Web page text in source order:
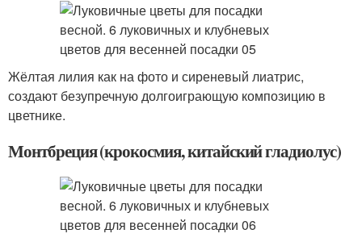
Жёлтая лилия как на фото и сиреневый лиатрис,
создают безупречную долгоиграющую композицию в
цветнике.
Монтбреция (крокосмия, китайский гладиолус)